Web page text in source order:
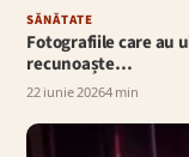
SĂNĂTATE
Fotografiile care au
recunoaște…
22 iunie 20264 min